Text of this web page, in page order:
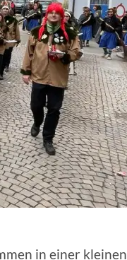
in einer kleinen